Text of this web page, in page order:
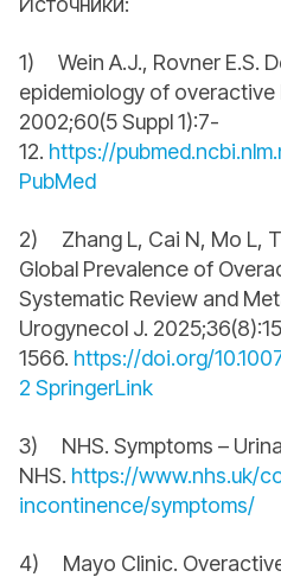
1) Wein A.J., Rovner E.S.
epidemiology of overactive
2002;60(5 Suppl 1):7-
12. https://
PubMed
2) Zhang L, Cai N, Mo L,
Global Prevalence of
Systematic Review and
Urogynecol J.
1566. https://doi.org/
2 SpringerLink
3) NHS. Symptoms –
NHS. https://www.nhs.uk/
incontinence/symptoms/
4) Mayo Clinic.